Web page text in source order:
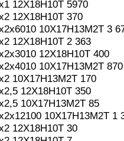
12Х18Н10Т 5970
12Х18Н10Т 370
10Х17Н13М2Т 3
12Х18Н10Т 2 363
12Х18Н10Т 400
10Х17Н13М2Т 870
10Х17Н13М2Т 170
12Х18Н10Т 350
10Х17Н13М2Т 85
10Х17Н13М2Т 1
12Х18Н10Т 30